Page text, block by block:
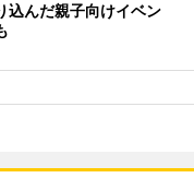
込んだ親子向けイベン